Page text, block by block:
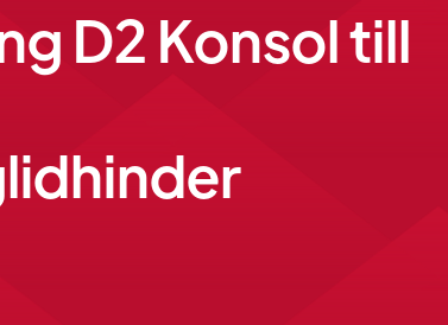
D2 Konsol till